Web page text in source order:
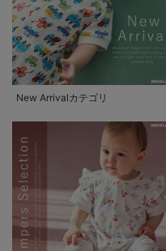
New Arrivalカテゴリ